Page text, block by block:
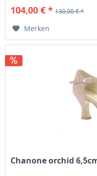
104,00 € * 130,00 € *
Merken
Chanone orchid